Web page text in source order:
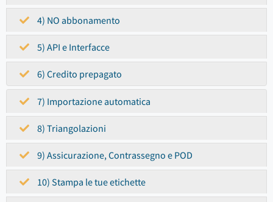
4) NO abbonamento
5) API e Interfacce
6) Credito prepagato
7) Importazione automatica
8) Triangolazioni
9) Assicurazione, Contrassegno e POD
10) Stampa le tue etichette